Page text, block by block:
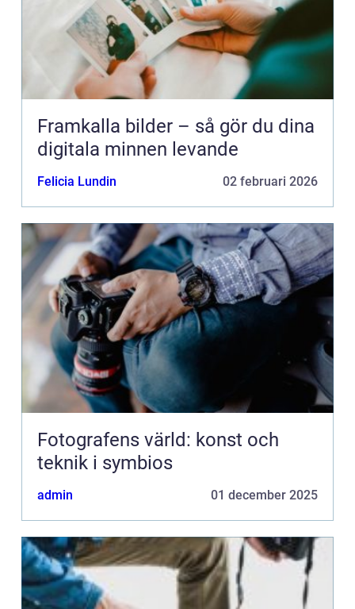
Framkalla bilder – så gör du dina
digitala minnen levande
Felicia Lundin 02 februari 2026
Fotografens värld: konst och
teknik i symbios
admin 01 december 2025